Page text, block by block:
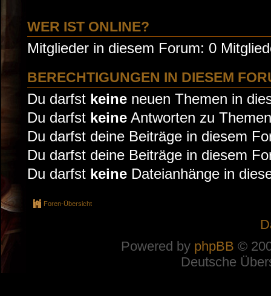
WER IST ONLINE?
Mitglieder in diesem Forum: 0
BERECHTIGUNGEN IN DIESEM
Du darfst keine neuen Themen in
Du darfst keine Antworten zu
Du darfst deine Beiträge in diesem
Du darfst deine Beiträge in diesem
Du darfst keine Dateianhänge in
Foren-Übersicht
Powered by phpBB ©
Deutsche